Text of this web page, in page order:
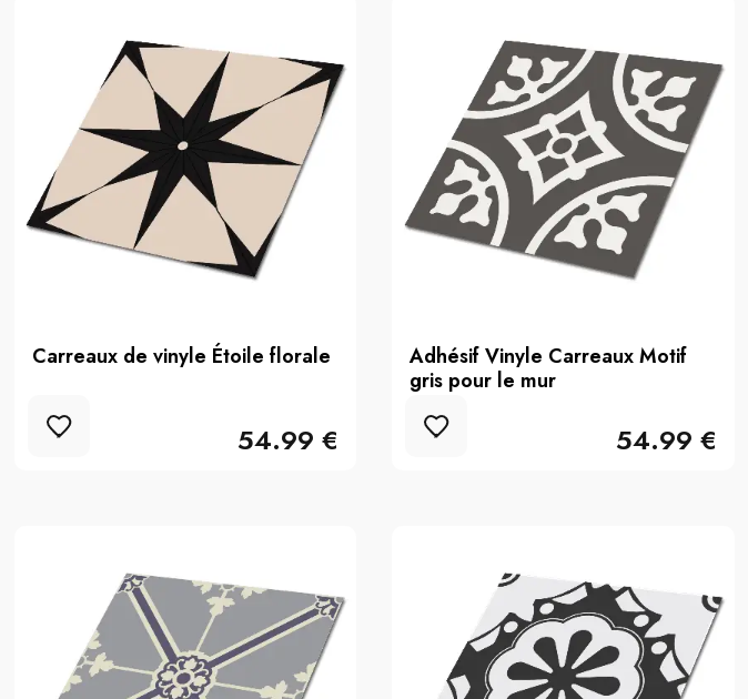
Carreaux de vinyle Étoile florale
54.99 €
Adhésif Vinyle Carreaux Motif
gris pour le mur
54.99 €